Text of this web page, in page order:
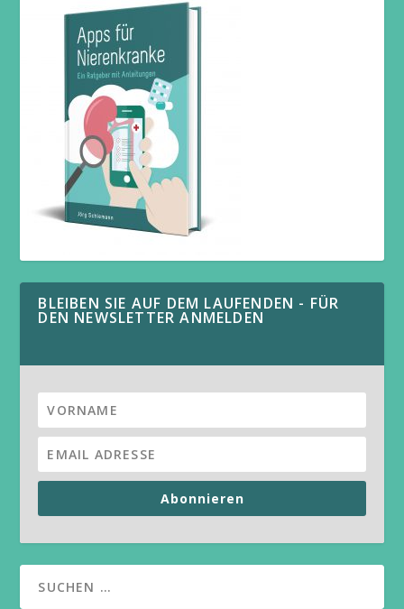
BLEIBEN SIE AUF DEM LAUFENDEN - FÜR
DEN NEWSLETTER ANMELDEN
Abonnieren